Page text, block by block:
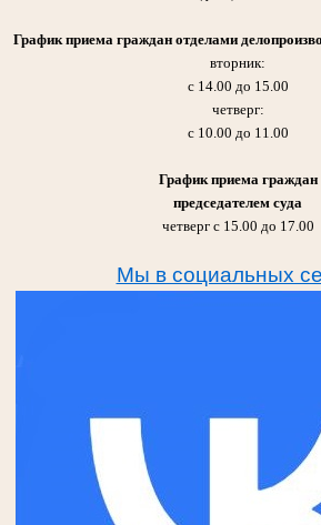
График приема граждан отделами
вторник:
с 14.00 до 15.00
четверг:
с 10.00 до 11.00
График приема граждан
председателем суда
четверг с 15.00 до 17.00
Мы в социальных